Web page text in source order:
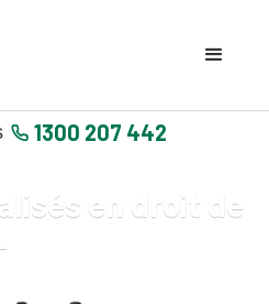
1300 207 442
en droit de